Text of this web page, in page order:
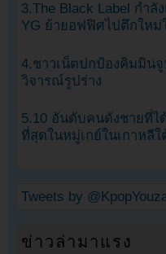
3.The Black Label กำลั
YG ย้ายอฟฟิศไปตึกใหม่
4.ชาวเน็ตปกป้องคิมมินจู
วิจารณ์รูปร่าง
5.10 อันดับคนดังชายที่ไ
ที่สุดในหมู่เกย์ในเกาหลี
Tweets by
ข่าวล่ามาแรง